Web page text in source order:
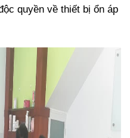
quyền về thiết bị ổn áp